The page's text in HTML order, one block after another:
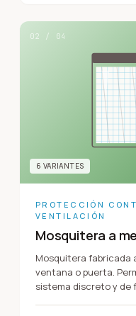
02 / 04
6 VARIANTES
PROTECCIÓN
VENTILACIÓN
Mosquitera a
Mosquitera fabricada
ventana o puerta.
sistema discreto y de